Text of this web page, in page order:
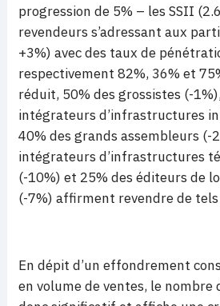
progression de 5% – les SSII
revendeurs s’adressant aux
+3%) avec des taux de
respectivement 82%, 36% et
réduit, 50% des grossistes (-
intégrateurs d’infrastructures
40% des grands assembleurs (-
intégrateurs d’infrastructures
(-10%) et 25% des éditeurs de
(-7%) affirment revendre de
En dépit d’un effondrement
en volume de ventes, le nombre